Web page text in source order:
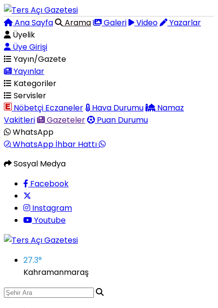
Ana Sayfa Arama Galeri Video
Yazarlar
Üyelik
Üye Girişi
Yayın/Gazete
Yayınlar
Kategoriler
Servisler
Nöbetçi Eczaneler
Hava Durumu
Namaz
Vakitleri
Gazeteler
Puan Durumu
WhatsApp
WhatsApp İhbar Hattı
Sosyal Medya
Facebook
Instagram
Youtube
27.3°
Kahramanmaraş